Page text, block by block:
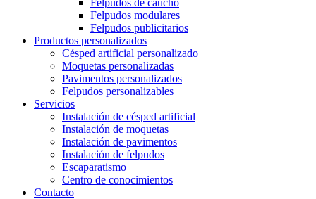
Felpudos de caucho
Felpudos modulares
Felpudos publicitarios
Productos personalizados
Césped artificial personalizado
Moquetas personalizadas
Pavimentos personalizados
Felpudos personalizables
Servicios
Instalación de césped artificial
Instalación de moquetas
Instalación de pavimentos
Instalación de felpudos
Escaparatismo
Centro de conocimientos
Contacto